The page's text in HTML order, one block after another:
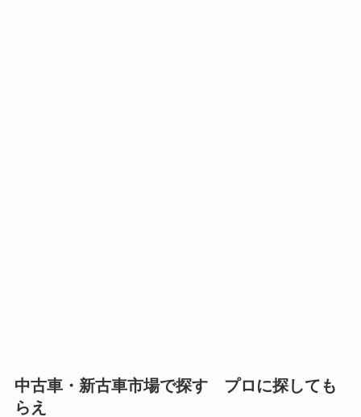
中古車・新古車市場で探す プロに探しても
らえ